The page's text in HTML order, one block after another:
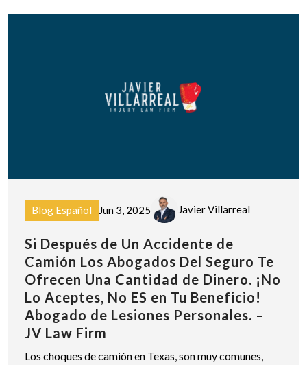
Blog Español Jun 3, 2025 Javier Villarreal
Si Después de Un Accidente de
Camión Los Abogados Del Seguro Te
Ofrecen Una Cantidad de Dinero. ¡No
Lo Aceptes, No ES en Tu Beneficio!
Abogado de Lesiones Personales. –
JV Law Firm
Los choques de camión en Texas, son muy comunes,